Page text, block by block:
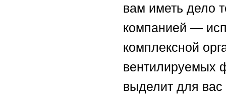
вам иметь дело
компанией —
комплексной
вентилируемых
выделит для